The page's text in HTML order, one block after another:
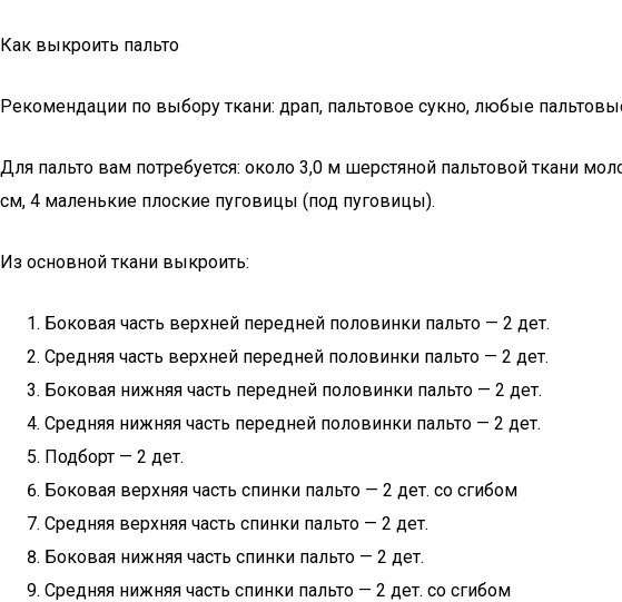
Как выкроить пальто
Рекомендации по выбору ткани: драп, пальтовое сукно, любые
Для пальто вам потребуется: около 3,0 м шерстяной пальтовой ткани
см, 4 маленькие плоские пуговицы (под пуговицы).
Из основной ткани выкроить:
Боковая часть верхней передней половинки пальто — 2 дет.
Средняя часть верхней передней половинки пальто — 2 дет.
Боковая нижняя часть передней половинки пальто — 2 дет.
Средняя нижняя часть передней половинки пальто — 2 дет.
Подборт — 2 дет.
Боковая верхняя часть спинки пальто — 2 дет. со сгибом
Средняя верхняя часть спинки пальто — 2 дет.
Боковая нижняя часть спинки пальто — 2 дет.
Средняя нижняя часть спинки пальто — 2 дет. со сгибом